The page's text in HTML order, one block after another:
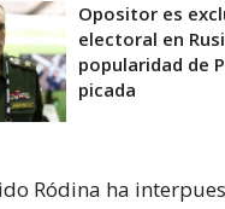
Opositor es
electoral en
popularidad de
picada
Ródina ha